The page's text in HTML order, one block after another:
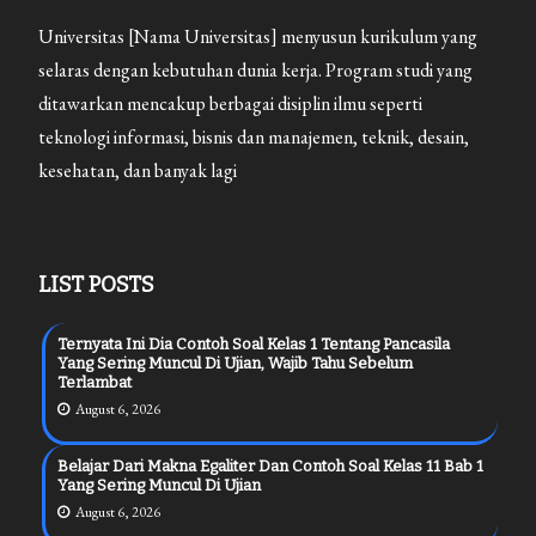
Universitas [Nama Universitas] menyusun kurikulum yang
selaras dengan kebutuhan dunia kerja. Program studi yang
ditawarkan mencakup berbagai disiplin ilmu seperti
teknologi informasi, bisnis dan manajemen, teknik, desain,
kesehatan, dan banyak lagi
LIST POSTS
Ternyata Ini Dia Contoh Soal Kelas 1 Tentang Pancasila
Yang Sering Muncul Di Ujian, Wajib Tahu Sebelum
Terlambat
August 6, 2026
Belajar Dari Makna Egaliter Dan Contoh Soal Kelas 11 Bab 1
Yang Sering Muncul Di Ujian
August 6, 2026